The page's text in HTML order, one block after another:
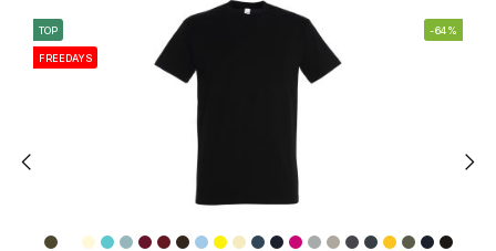
TOP
FREEDAYS
-64%